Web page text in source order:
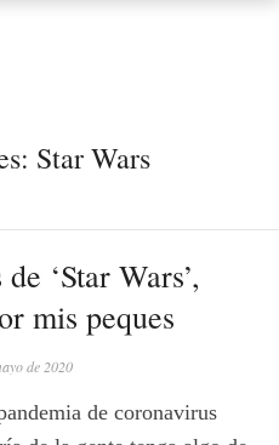
Star Wars
‘Star Wars’,
mis peques
de 2020
de coronavirus